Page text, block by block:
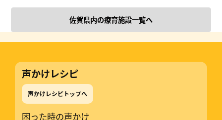
佐賀県内の療育施設一覧へ
声かけレシピ
声かけレシピトップへ
困った時の声かけ